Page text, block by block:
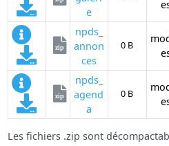
e
zip
npds_
annon
ces
0 B
zip
npds_
agend
a
0 B
Les fichiers .zip sont